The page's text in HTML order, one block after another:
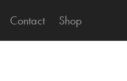
Contact Shop